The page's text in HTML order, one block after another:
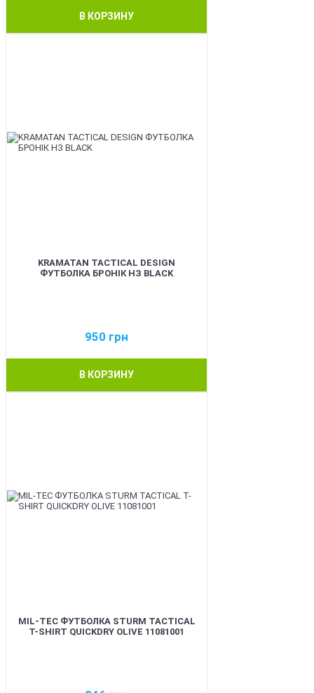
В КОРЗИНУ
KRAMATAN TACTICAL DESIGN
ФУТБОЛКА БРОНІК НЗ BLACK
950 грн
В КОРЗИНУ
MIL-TEC ФУТБОЛКА STURM TACTICAL
T-SHIRT QUICKDRY OLIVE 11081001